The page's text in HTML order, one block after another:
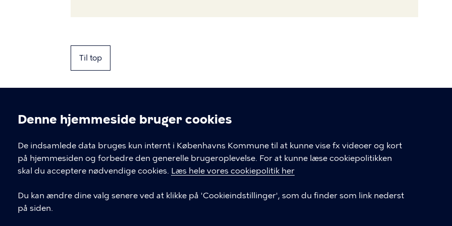
Cookieindstillinger
Denne hjemmeside bruger cookies
De indsamlede data bruges kun internt i Københavns Kommune til at kunne vise fx videoer og kort
på hjemmesiden og forbedre den generelle brugeroplevelse. For at kunne læse cookiepolitikken
skal du acceptere nødvendige cookies. Læs hele vores cookiepolitik her
Du kan ændre dine valg senere ved at klikke på 'Cookieindstillinger', som du finder som link nederst
på siden.
Til top
Kontakt Københavns Kommune
T
33 66 33 66
GENVEJE
Hvis du vil klage